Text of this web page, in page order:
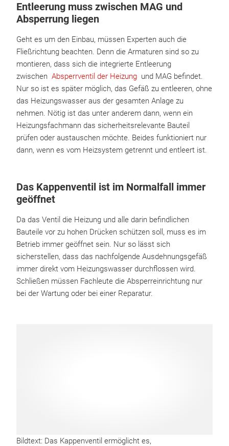
Entleerung muss zwischen MAG und
Absperrung liegen
Geht es um den Einbau, müssen Experten auch die
Fließrichtung beachten. Denn die Armaturen sind so zu
montieren, dass sich die integrierte Entleerung
zwischen Absperrventil der Heizung und MAG befindet.
Nur so ist es später möglich, das Gefäß zu entleeren, ohne
das Heizungswasser aus der gesamten Anlage zu
nehmen. Nötig ist das unter anderem dann, wenn ein
Heizungsfachmann das sicherheitsrelevante Bauteil
prüfen oder austauschen möchte. Beides funktioniert nur
dann, wenn es vom Heizsystem getrennt und entleert ist.
Das Kappenventil ist im Normalfall immer
geöffnet
Da das Ventil die Heizung und alle darin befindlichen
Bauteile vor zu hohen Drücken schützen soll, muss es im
Betrieb immer geöffnet sein. Nur so lässt sich
sicherstellen, dass das nachfolgende Ausdehnungsgefäß
immer direkt vom Heizungswasser durchflossen wird.
Schließen müssen Fachleute die Absperreinrichtung nur
bei der Wartung oder bei einer Reparatur.
Bildtext: Das Kappenventil ermöglicht es,